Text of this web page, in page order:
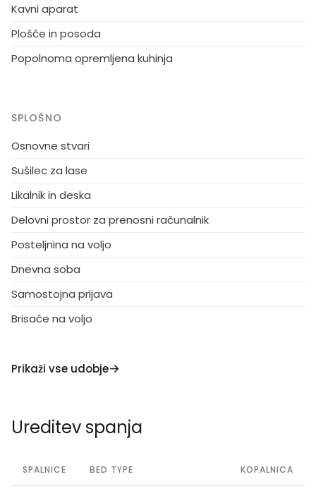
orodje lastnika. Voda iz pipe prihaja iz lastnega
vodnjaka in je pregledana ter varna za uporabo.
Vendar pa je lahko občasno nekaj vonja. V koči je
nekaj ustekleničene pitne vode. Znamenitosti v
Gumböle-golf 12 km, 30 km Porkkala. Spremenite
Kavni aparat
Plošče in posoda
Popolnoma opremljena kuhinja
SPLOŠNO
Osnovne stvari
Sušilec za lase
Likalnik in deska
Delovni prostor za prenosni računalnik
Posteljnina na voljo
Dnevna soba
Samostojna prijava
Brisače na voljo
Prikaži vse udobje
Ureditev spanja
SPALNICE BED TYPE KOPALNICA